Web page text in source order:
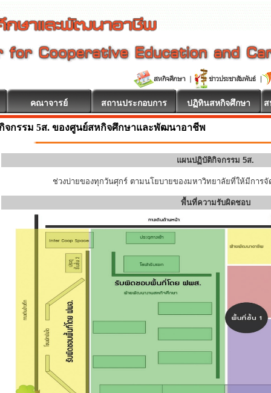
คณาจารย์ สถานประกอบการ ปฏิทินสหกิจศึกษา
จกรรม 5ส. ของศูนย์สหกิจศึกษาและพัฒนาอาชีพ
แผนปฏิบัติกิจกรรม 5ส.
ช่วงบ่ายของทุกวันศุกร์ ตามนโยบายของมหาวิทยาลัยที่ให้มีการจั
พื้นที่ความรับผิดชอบ